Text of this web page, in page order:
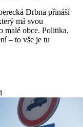
Drbna přináší
má svou
malé obce. Politika,
– to vše je tu